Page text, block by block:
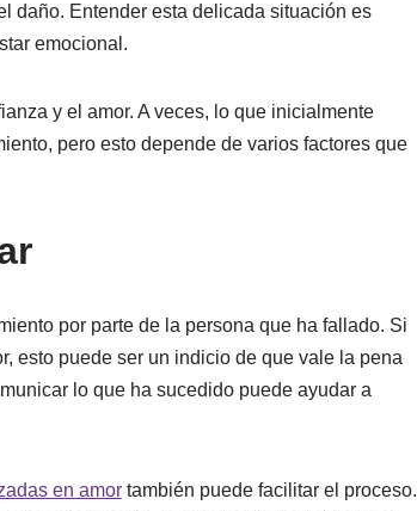
daño. Entender esta delicada situación es
emocional.
y el amor. A veces, lo que inicialmente
pero esto depende de varios factores que
por parte de la persona que ha fallado. Si
esto puede ser un indicio de que vale la pena
lo que ha sucedido puede ayudar a
en amortambién puede facilitar el proceso.